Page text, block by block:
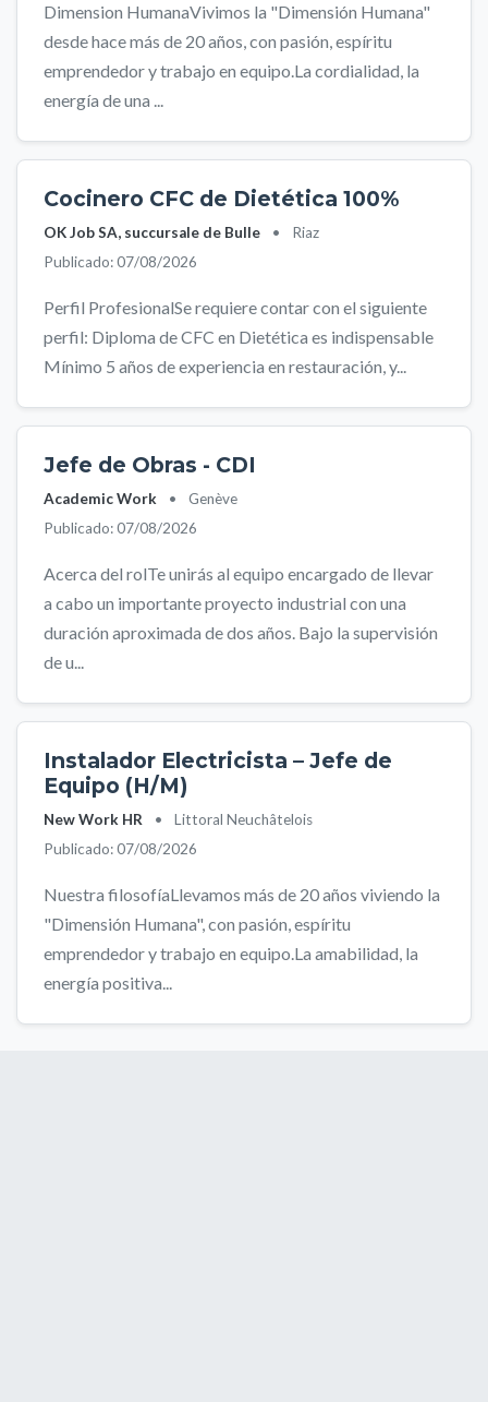
Dimension HumanaVivimos la "Dimensión Humana"
desde hace más de 20 años, con pasión, espíritu
emprendedor y trabajo en equipo.La cordialidad, la
energía de una ...
Cocinero CFC de Dietética 100%
OK Job SA, succursale de Bulle •
Riaz
Publicado: 07/08/2026
Perfil ProfesionalSe requiere contar con el siguiente
perfil: Diploma de CFC en Dietética es indispensable
Mínimo 5 años de experiencia en restauración, y...
Jefe de Obras - CDI
Academic Work •
Genève
Publicado: 07/08/2026
Acerca del rolTe unirás al equipo encargado de llevar
a cabo un importante proyecto industrial con una
duración aproximada de dos años. Bajo la supervisión
de u...
Instalador Electricista – Jefe de
Equipo (H/M)
New Work HR •
Littoral Neuchâtelois
Publicado: 07/08/2026
Nuestra filosofíaLlevamos más de 20 años viviendo la
"Dimensión Humana", con pasión, espíritu
emprendedor y trabajo en equipo.La amabilidad, la
energía positiva...